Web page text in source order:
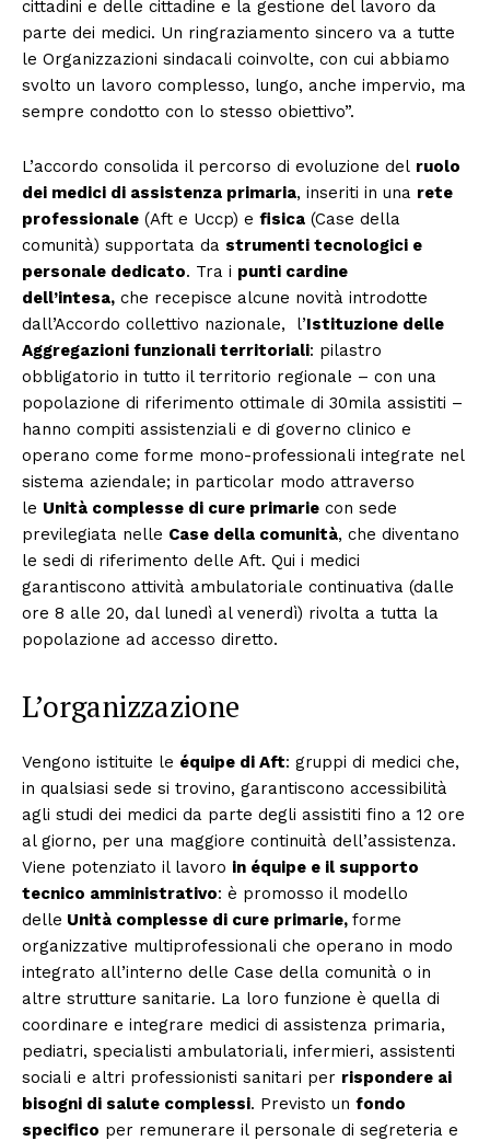
cittadini e delle cittadine e la gestione del lavoro da
parte dei medici. Un ringraziamento sincero va a tutte
le Organizzazioni sindacali coinvolte, con cui abbiamo
svolto un lavoro complesso, lungo, anche impervio, ma
sempre condotto con lo stesso obiettivo”.
L’accordo consolida il percorso di evoluzione del ruolo
dei medici di assistenza primaria, inseriti in una rete
professionale (Aft e Uccp) e fisica (Case della
comunità) supportata da strumenti tecnologici e
personale dedicato. Tra i punti cardine
dell’intesa, che recepisce alcune novità introdotte
dall’Accordo collettivo nazionale, l’Istituzione delle
Aggregazioni funzionali territoriali: pilastro
obbligatorio in tutto il territorio regionale – con una
popolazione di riferimento ottimale di 30mila assistiti –
hanno compiti assistenziali e di governo clinico e
operano come forme mono-professionali integrate nel
sistema aziendale; in particolar modo attraverso
le Unità complesse di cure primarie con sede
previlegiata nelle Case della comunità, che diventano
le sedi di riferimento delle Aft. Qui i medici
garantiscono attività ambulatoriale continuativa (dalle
ore 8 alle 20, dal lunedì al venerdì) rivolta a tutta la
popolazione ad accesso diretto.
L’organizzazione
Vengono istituite le équipe di Aft: gruppi di medici che,
in qualsiasi sede si trovino, garantiscono accessibilità
agli studi dei medici da parte degli assistiti fino a 12 ore
al giorno, per una maggiore continuità dell’assistenza.
Viene potenziato il lavoro in équipe e il supporto
tecnico amministrativo: è promosso il modello
delle Unità complesse di cure primarie, forme
organizzative multiprofessionali che operano in modo
integrato all’interno delle Case della comunità o in
altre strutture sanitarie. La loro funzione è quella di
coordinare e integrare medici di assistenza primaria,
pediatri, specialisti ambulatoriali, infermieri, assistenti
sociali e altri professionisti sanitari per rispondere ai
bisogni di salute complessi. Previsto un fondo
specifico per remunerare il personale di segreteria e